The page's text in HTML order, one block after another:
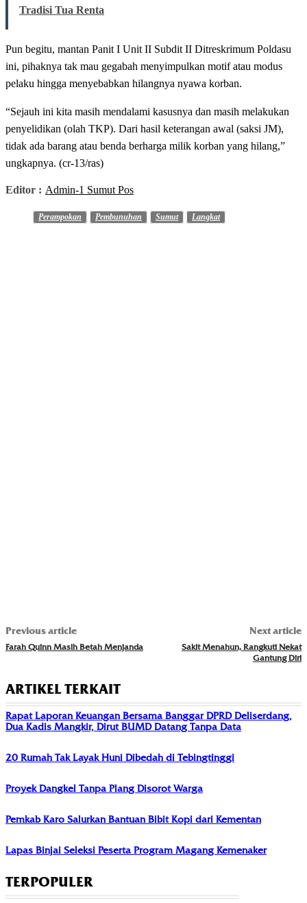
Tradisi Tua Renta
Pun begitu, mantan Panit I Unit II Subdit II Ditreskrimum Poldasu
ini, pihaknya tak mau gegabah menyimpulkan motif atau modus
pelaku hingga menyebabkan hilangnya nyawa korban.
“Sejauh ini kita masih mendalami kasusnya dan masih melakukan
penyelidikan (olah TKP). Dari hasil keterangan awal (saksi JM),
tidak ada barang atau benda berharga milik korban yang hilang,”
ungkapnya. (cr-13/ras)
Editor : Admin-1 Sumut Pos
Perampokan Pembunuhan Sumut Langkat
Previous article
Farah Quinn Masih Betah Menjanda
Next article
Sakit Menahun, Rangkuti Nekat
Gantung Diri
ARTIKEL TERKAIT
Rapat Laporan Keuangan Bersama Banggar DPRD Deliserdang,
Dua Kadis Mangkir, Dirut BUMD Datang Tanpa Data
20 Rumah Tak Layak Huni Dibedah di Tebingtinggi
Proyek Dangkel Tanpa Plang Disorot Warga
Pemkab Karo Salurkan Bantuan Bibit Kopi dari Kementan
Lapas Binjai Seleksi Peserta Program Magang Kemenaker
TERPOPULER